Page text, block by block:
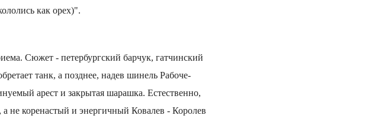
как орех)".
Сюжет - петербургский барчук, гатчинский
танк, а позднее, надев шинель Рабоче-
арест и закрытая шарашка. Естественно,
не коренастый и энергичный Ковалев - Королев